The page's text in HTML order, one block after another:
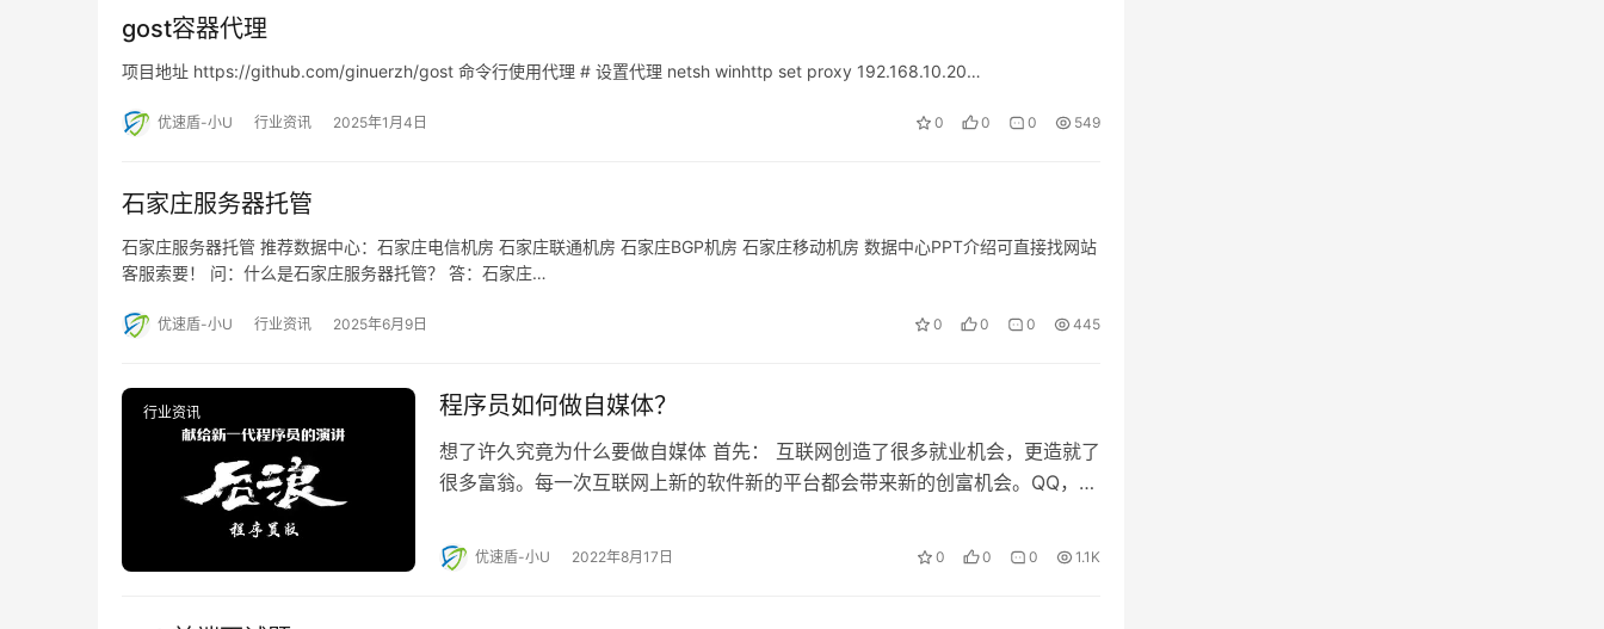
gost容器代理
项目地址 https://github.com/ginuerzh/gost 命令行使用代理 # 设置代理 netsh winhttp set proxy 192.168.10.20…
优速盾-小U 行业资讯 2025年1月4日 0 0 0 549
石家庄服务器托管
石家庄服务器托管 推荐数据中心：石家庄电信机房 石家庄联通机房 石家庄BGP机房 石家庄移动机房 数据中心PPT介绍可直接找网站
客服索要！ 问：什么是石家庄服务器托管？ 答：石家庄…
优速盾-小U 行业资讯 2025年6月9日 0 0 0 445
行业资讯 程序员如何做自媒体？
想了许久究竟为什么要做自媒体 首先： 互联网创造了很多就业机会，更造就了
很多富翁。每一次互联网上新的软件新的平台都会带来新的创富机会。QQ，微
优速盾-小U 2022年8月17日 0 0 0 1.1K